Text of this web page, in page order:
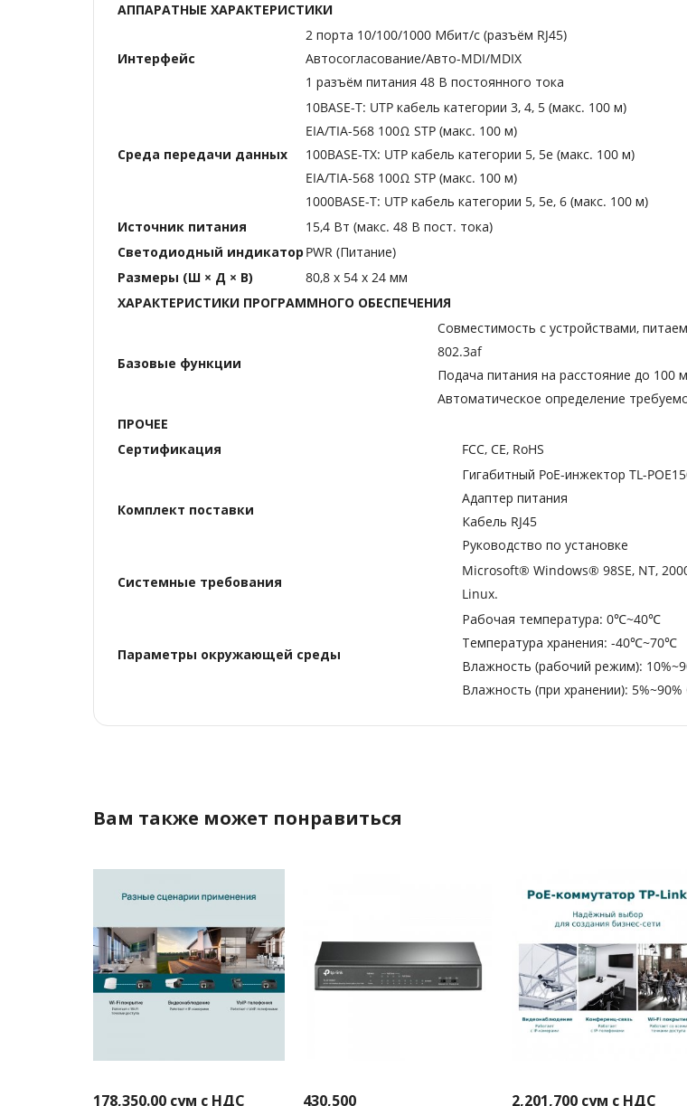
АППАРАТНЫЕ ХАРАКТЕРИСТИКИ
Интерфейс
2 порта 10/100/1000 Мбит/с (разъём RJ45)
Автосогласование/Авто-MDI/MDIX
1 разъём питания 48 В постоянного тока
Среда передачи данных
10BASE-T: UTP кабель категории 3, 4, 5 (макс. 100 м)
EIA/TIA-568 100Ω STP (макс. 100 м)
100BASE-TX: UTP кабель категории 5, 5e (макс. 100 м)
EIA/TIA-568 100Ω STP (макс. 100 м)
1000BASE-T: UTP кабель категории 5, 5e, 6 (макс. 100 м)
Источник питания
15,4 Вт (макс. 48 В пост. тока)
Светодиодный индикатор PWR (Питание)
Размеры (Ш × Д × В)
80,8 х 54 х 24 мм
ХАРАКТЕРИСТИКИ ПРОГРАММНОГО ОБЕСПЕЧЕНИЯ
Базовые функции
Совместимость с устройствами,
802.3af
Подача питания на расстояние до 100 м
Автоматическое определение
ПРОЧЕЕ
Сертификация
FCC, CE, RoHS
Комплект поставки
Гигабитный PoE-инжектор TL-
Адаптер питания
Кабель RJ45
Руководство по установке
Системные требования
Microsoft® Windows® 98SE, NT,
Linux.
Параметры окружающей среды
Рабочая температура: 0℃~40℃
Температура хранения: -40℃~70℃
Влажность (рабочий режим):
Влажность (при хранении): 5%~90%
Вам также может понравиться
178,350.00 сум с НДС 430,500 2,201,700 сум с НДС